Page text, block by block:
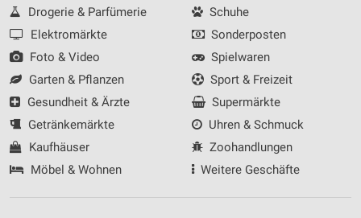
Drogerie & Parfümerie
Elektromärkte
Foto & Video
Garten & Pflanzen
Gesundheit & Ärzte
Getränkemärkte
Kaufhäuser
Möbel & Wohnen
Schuhe
Sonderposten
Spielwaren
Sport & Freizeit
Supermärkte
Uhren & Schmuck
Zoohandlungen
Weitere Geschäfte